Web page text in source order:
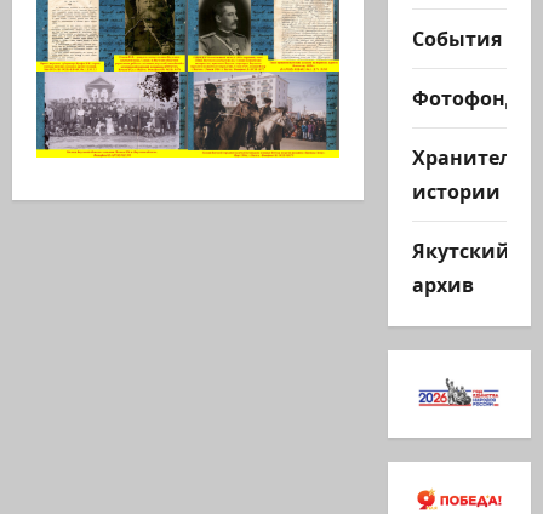
События
Фотофонд
Хранители
истории
Якутский
архив